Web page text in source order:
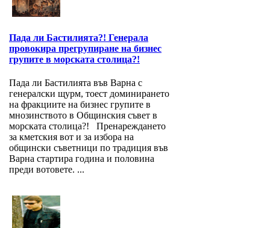
Пада ли Бастилията?! Генерала
провокира прегрупиране на бизнес
групите в морската столица?!
Пада ли Бастилията във Варна с
генералски щурм, тоест доминирането
на фракциите на бизнес групите в
мнозинството в Общинския съвет в
морската столица?! Пренареждането
за кметския вот и за избора на
общински съветници по традиция във
Варна стартира година и половина
преди вотовете. ...